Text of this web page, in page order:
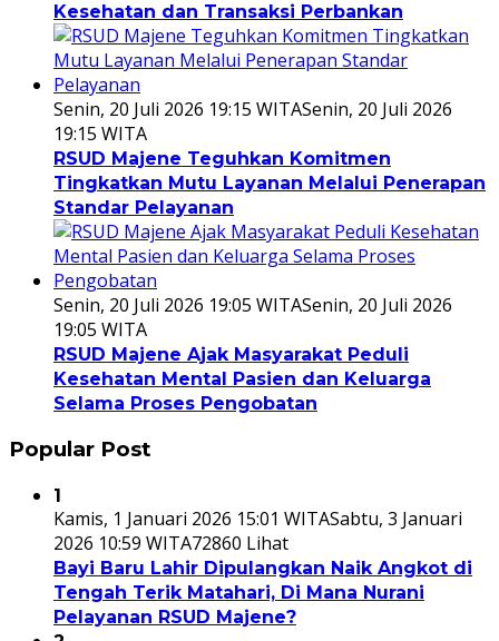
Kesehatan dan Transaksi Perbankan
Senin, 20 Juli 2026 19:15 WITASenin, 20 Juli 2026
19:15 WITA
RSUD Majene Teguhkan Komitmen
Tingkatkan Mutu Layanan Melalui Penerapan
Standar Pelayanan
Senin, 20 Juli 2026 19:05 WITASenin, 20 Juli 2026
19:05 WITA
RSUD Majene Ajak Masyarakat Peduli
Kesehatan Mental Pasien dan Keluarga
Selama Proses Pengobatan
Popular Post
1
Kamis, 1 Januari 2026 15:01 WITASabtu, 3 Januari
2026 10:59 WITA72860 Lihat
Bayi Baru Lahir Dipulangkan Naik Angkot di
Tengah Terik Matahari, Di Mana Nurani
Pelayanan RSUD Majene?